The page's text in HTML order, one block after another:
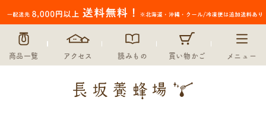
商品一覧 アクセス 読みもの 買い物かご メニュー